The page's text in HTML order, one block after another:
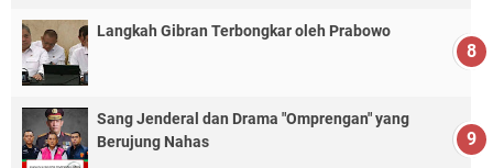
Langkah Gibran Terbongkar oleh Prabowo
Sang Jenderal dan Drama "Omprengan" yang
Berujung Nahas